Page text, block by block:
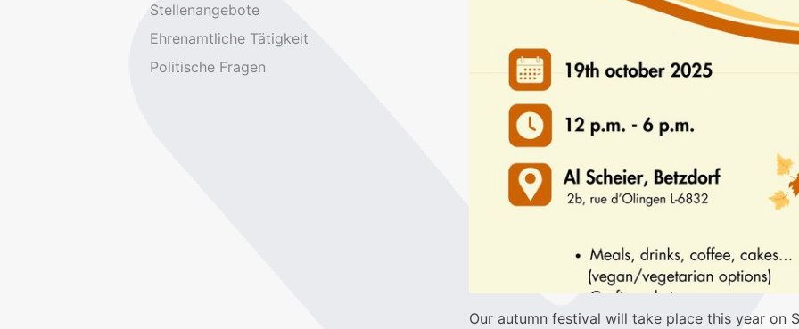
Stellenangebote
Ehrenamtliche Tätigkeit
Politische Fragen
Our autumn festival will take place this year on